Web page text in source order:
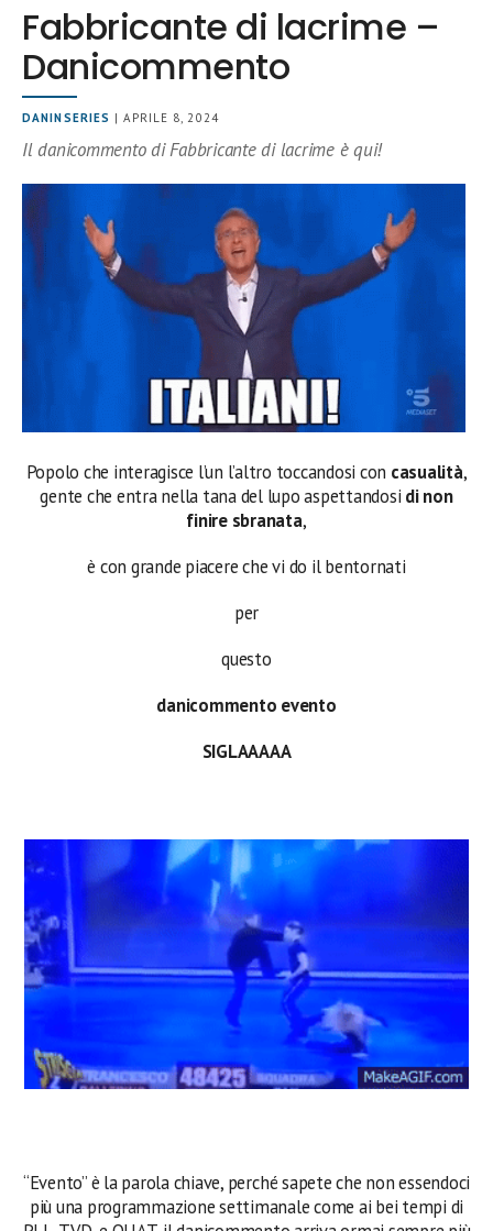
Fabbricante di lacrime –
Danicommento
DANINSERIES | APRILE 8, 2024
Il danicommento di Fabbricante di lacrime è qui!
Popolo che interagisce l’un l’altro toccandosi con casualità,
gente che entra nella tana del lupo aspettandosi di non
finire sbranata,
è con grande piacere che vi do il bentornati
per
questo
danicommento evento
SIGLAAAAA
“Evento” è la parola chiave, perché sapete che non essendoci
più una programmazione settimanale come ai bei tempi di